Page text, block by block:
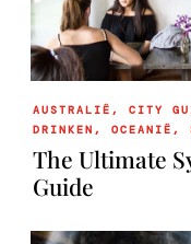
AUSTRALIË ,CITY
DRINKEN ,OCEANIË ,
The Ultimate
Guide